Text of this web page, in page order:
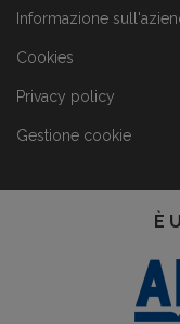
Informazione
Cookies
Privacy policy
Gestione cookie
È